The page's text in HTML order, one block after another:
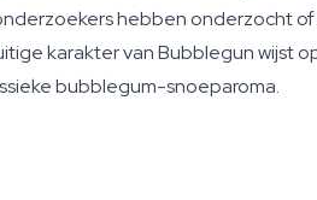
hebben onderzocht
karakter van Bubblegun wijst
bubblegum-snoeparoma.